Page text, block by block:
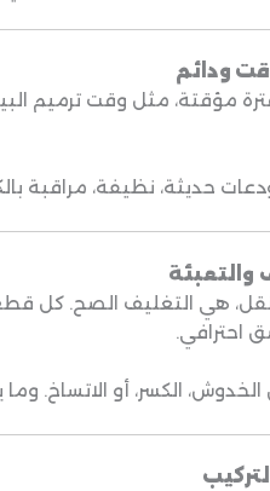
ودائم
مؤقتة، مثل وقت ترميم
حديثة، نظيفة، مراقبة
والتعبئة
هي التغليف الصح. كل
احترافي.
الكسر، أو الاتساخ.